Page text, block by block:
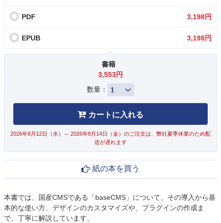
PDF 3,198円
EPUB 3,198円
書籍
3,553円
数量：
カートに入れる
2026年8月12日（水）～ 2026年8月14日（金）のご注文は、弊社夏季休業のため配
送が遅れます
紙の本を買う
本書では、国産CMSである「baseCMS」について、その導入から基
本的な使い方、デザインのカスタマイズや、プラグインの作成ま
で、丁寧に解説しています。